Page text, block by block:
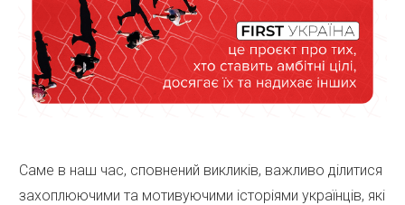
Саме в наш час, сповнений викликів, важливо ділитися
захоплюючими та мотивуючими історіями українців, які